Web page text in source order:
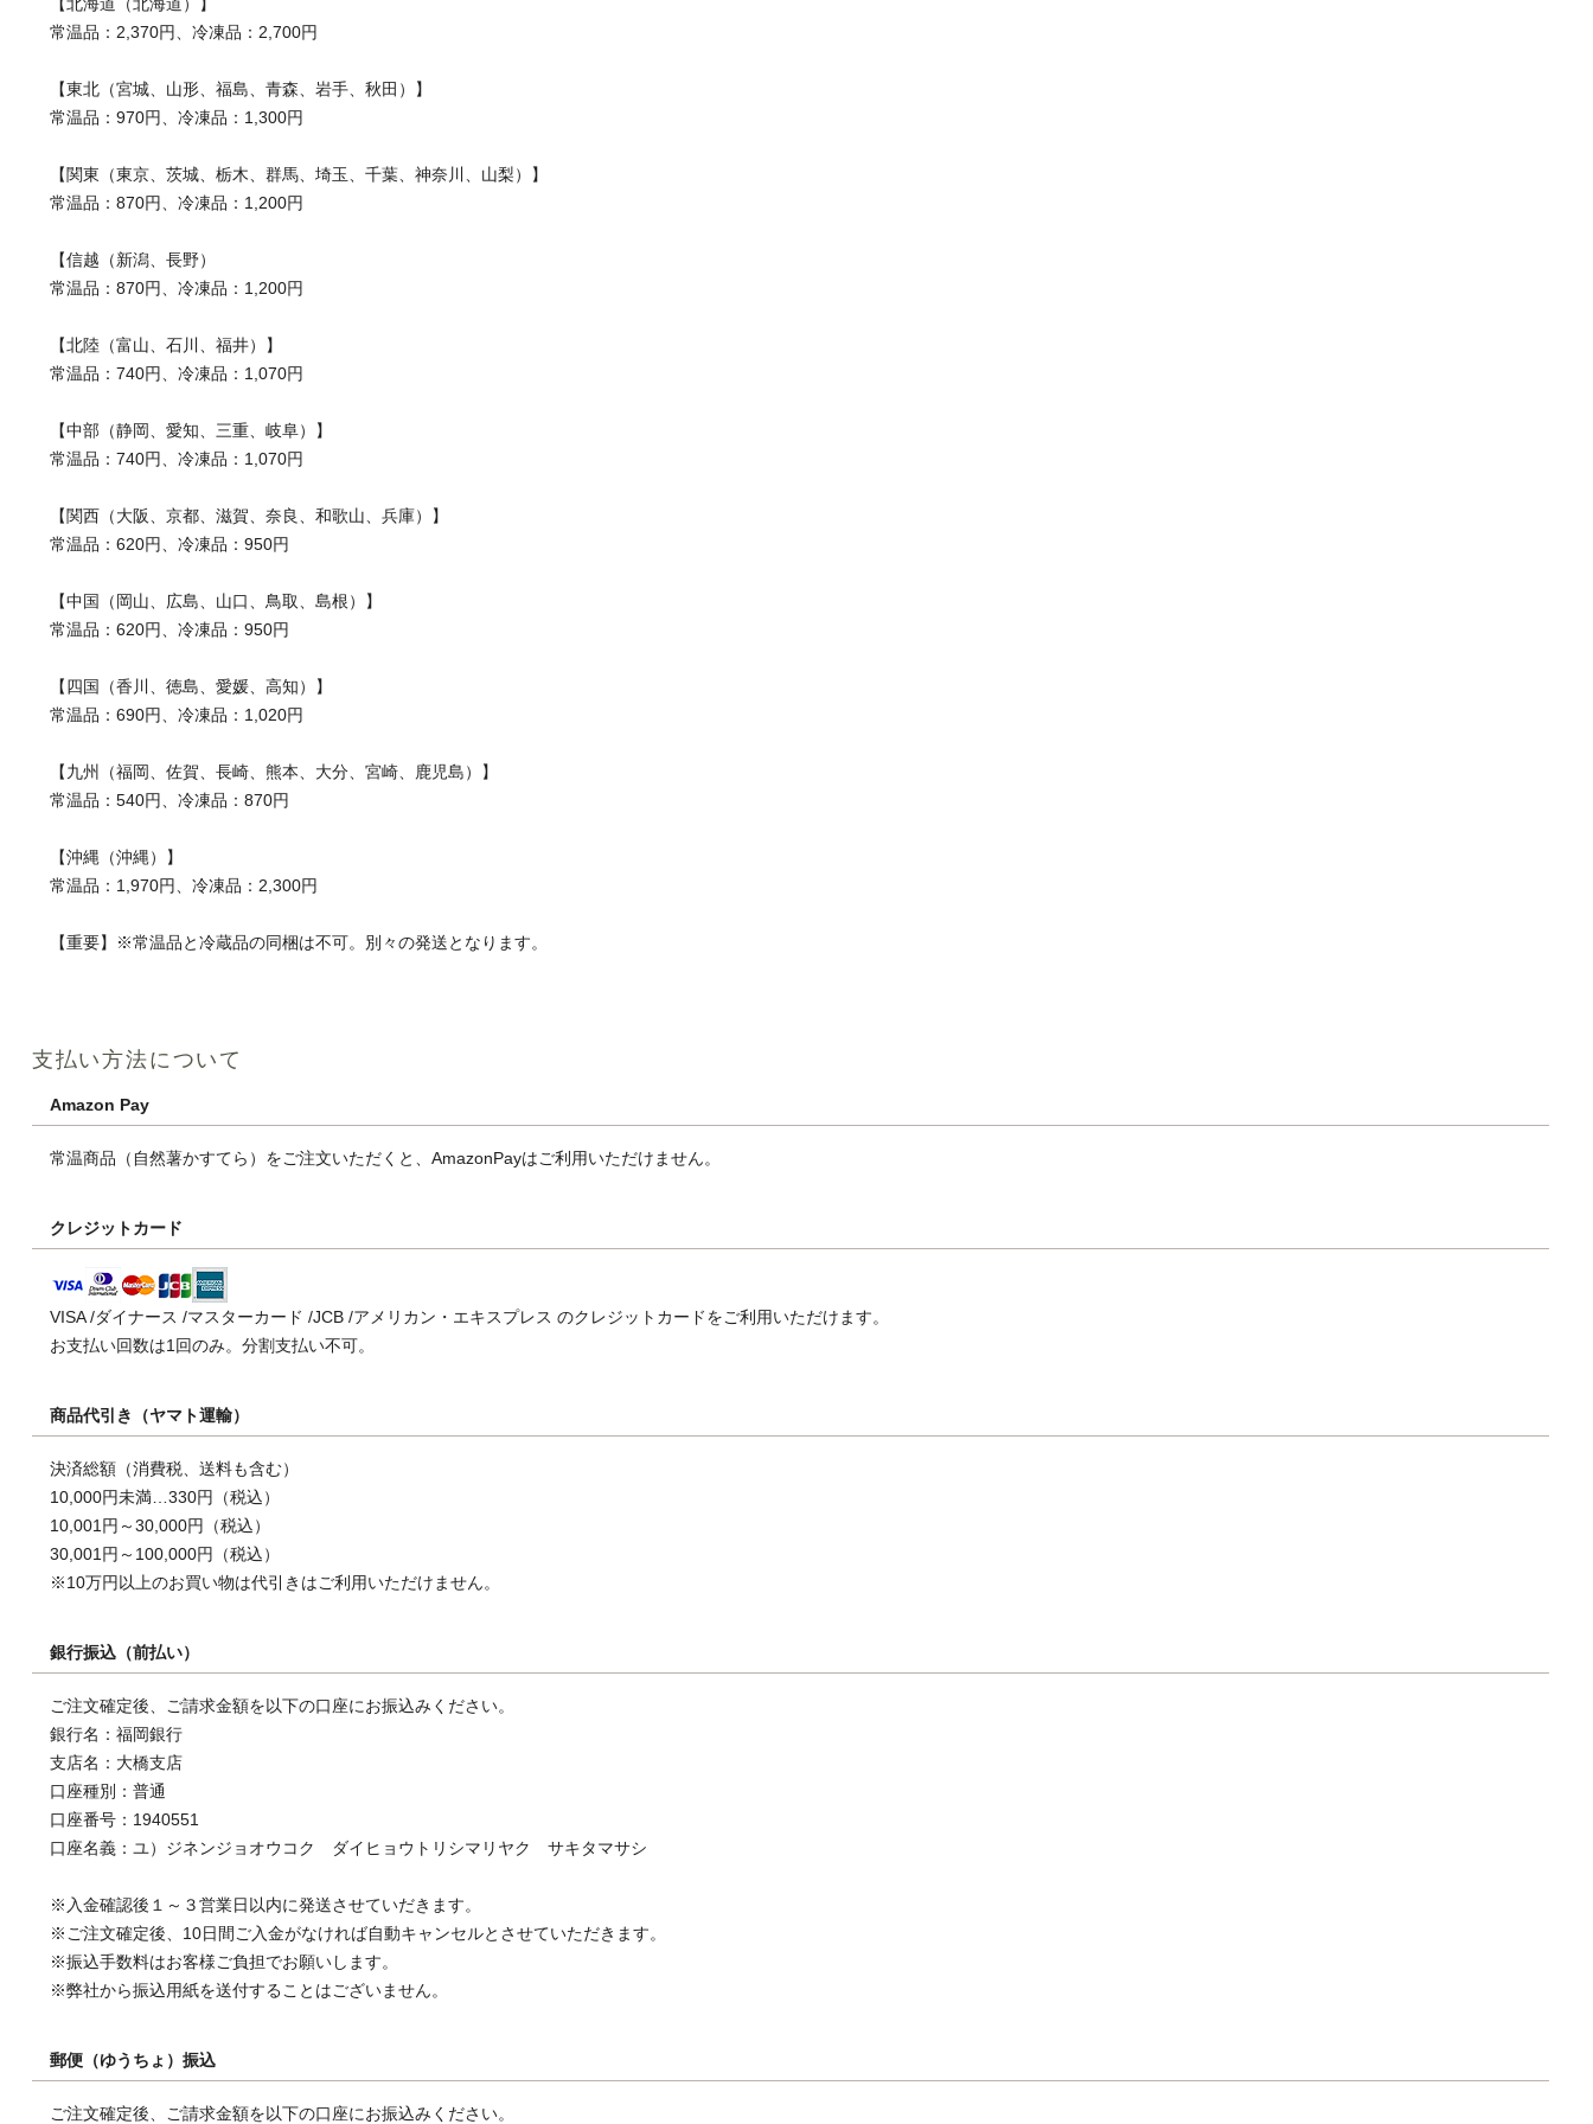
常温品：2,370円、冷凍品：2,700円
【東北（宮城、山形、福島、青森、岩手、秋田）】
常温品：970円、冷凍品：1,300円
【関東（東京、茨城、栃木、群馬、埼玉、千葉、神奈川、山梨）】
常温品：870円、冷凍品：1,200円
【信越（新潟、長野）
常温品：870円、冷凍品：1,200円
【北陸（富山、石川、福井）】
常温品：740円、冷凍品：1,070円
【中部（静岡、愛知、三重、岐阜）】
常温品：740円、冷凍品：1,070円
【関西（大阪、京都、滋賀、奈良、和歌山、兵庫）】
常温品：620円、冷凍品：950円
【中国（岡山、広島、山口、鳥取、島根）】
常温品：620円、冷凍品：950円
【四国（香川、徳島、愛媛、高知）】
常温品：690円、冷凍品：1,020円
【九州（福岡、佐賀、長崎、熊本、大分、宮崎、鹿児島）】
常温品：540円、冷凍品：870円
【沖縄（沖縄）】
常温品：1,970円、冷凍品：2,300円
【重要】※常温品と冷蔵品の同梱は不可。別々の発送となります。
支払い方法について
Amazon Pay
常温商品（自然薯かすてら）をご注文いただくと、AmazonPayはご利用いただけません。
クレジットカード
VISA /ダイナース /マスターカード /JCB /アメリカン・エキスプレス のクレジットカードをご利用いただけます。
お支払い回数は1回のみ。分割支払い不可。
商品代引き（ヤマト運輸）
決済総額（消費税、送料も含む）
10,000円未満…330円（税込）
10,001円～30,000円（税込）
30,001円～100,000円（税込）
※10万円以上のお買い物は代引きはご利用いただけません。
銀行振込（前払い）
ご注文確定後、ご請求金額を以下の口座にお振込みください。
銀行名：福岡銀行
支店名：大橋支店
口座種別：普通
口座番号：1940551
口座名義：ユ）ジネンジョオウコク ダイヒョウトリシマリヤク サキタマサシ
※入金確認後１～３営業日以内に発送させていだきます。
※ご注文確定後、10日間ご入金がなければ自動キャンセルとさせていただきます。
※振込手数料はお客様ご負担でお願いします。
※弊社から振込用紙を送付することはございません。
郵便（ゆうちょ）振込
ご注文確定後、ご請求金額を以下の口座にお振込みください。